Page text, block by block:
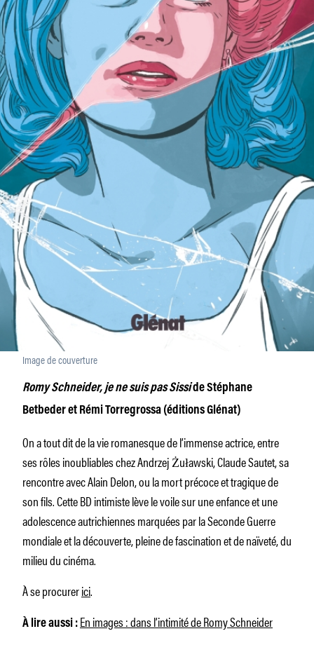
Image de couverture
Romy Schneider, je ne suis pas Sisside Stéphane
Betbeder et Rémi Torregrossa (éditions Glénat)
On a tout dit de la vie romanesque de l’immense actrice, entre
ses rôles inoubliables chez Andrzej Żuławski, Claude Sautet, sa
rencontre avec Alain Delon, ou la mort précoce et tragique de
son fils. Cette BD intimiste lève le voile sur une enfance et une
adolescence autrichiennes marquées par la Seconde Guerre
mondiale et la découverte, pleine de fascination et de naïveté, du
milieu du cinéma.
À se procurerici.
À lire aussi : En images : dans l’intimité de Romy Schneider